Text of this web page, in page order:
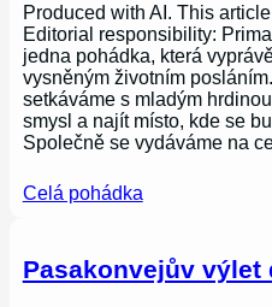
Produced with AI. This
Editorial responsibility:
jedna pohádka, která
vysněným životním
setkáváme s mladým
smysl a najít místo, kde se
Společně se vydáváme na
Celá pohádka
Pasakonvejův výlet